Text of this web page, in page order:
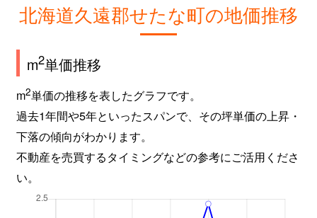
北海道久遠郡せたな町の地価推移
m2単価推移
m2単価の推移を表したグラフです。
過去1年間や5年といったスパンで、その坪単価の上昇・
下落の傾向がわかります。
不動産を売買するタイミングなどの参考にご活用くださ
い。